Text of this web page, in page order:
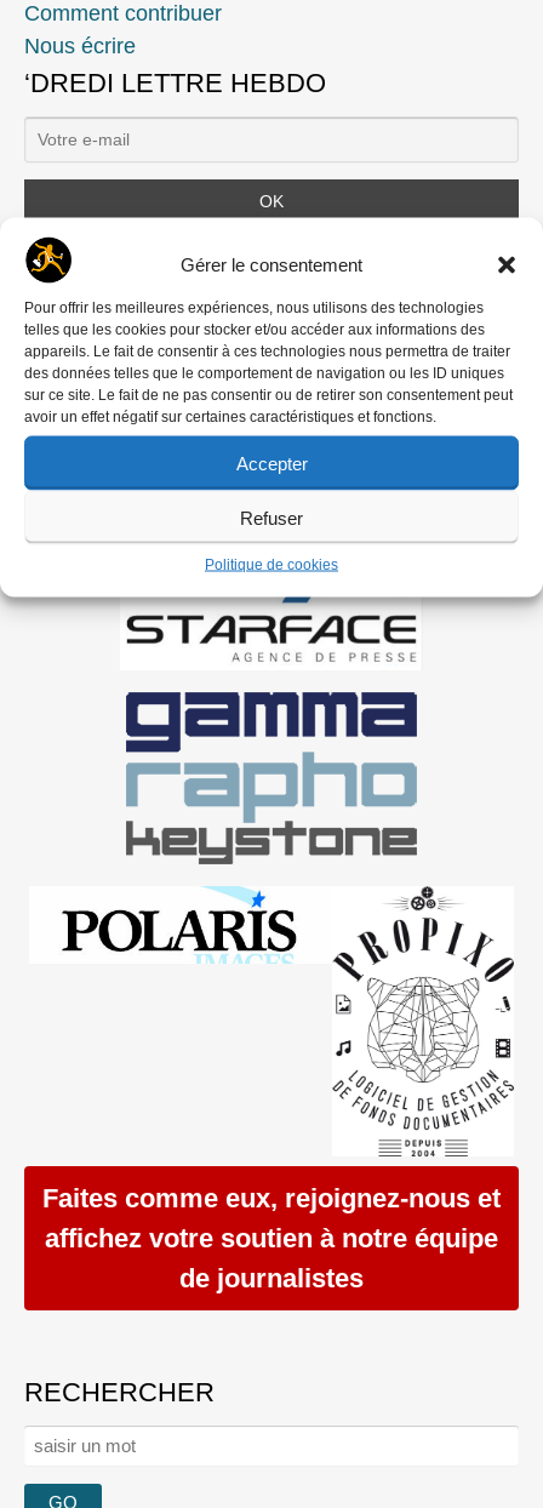
Gérer le consentement
Pour offrir les meilleures expériences, nous utilisons des technologies
telles que les cookies pour stocker et/ou accéder aux informations des
appareils. Le fait de consentir à ces technologies nous permettra de traiter
des données telles que le comportement de navigation ou les ID uniques
sur ce site. Le fait de ne pas consentir ou de retirer son consentement peut
avoir un effet négatif sur certaines caractéristiques et fonctions.
Accepter
Refuser
Politique de cookies
Comment contribuer
Nous écrire
‘DREDI LETTRE HEBDO
Ils nous soutiennent
Faites comme eux, rejoignez-nous et
affichez votre soutien à notre équipe
de journalistes
RECHERCHER
Rechercher :